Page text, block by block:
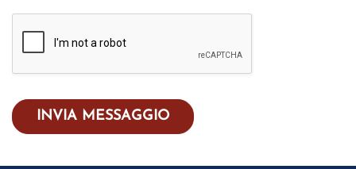
INVIA MESSAGGIO